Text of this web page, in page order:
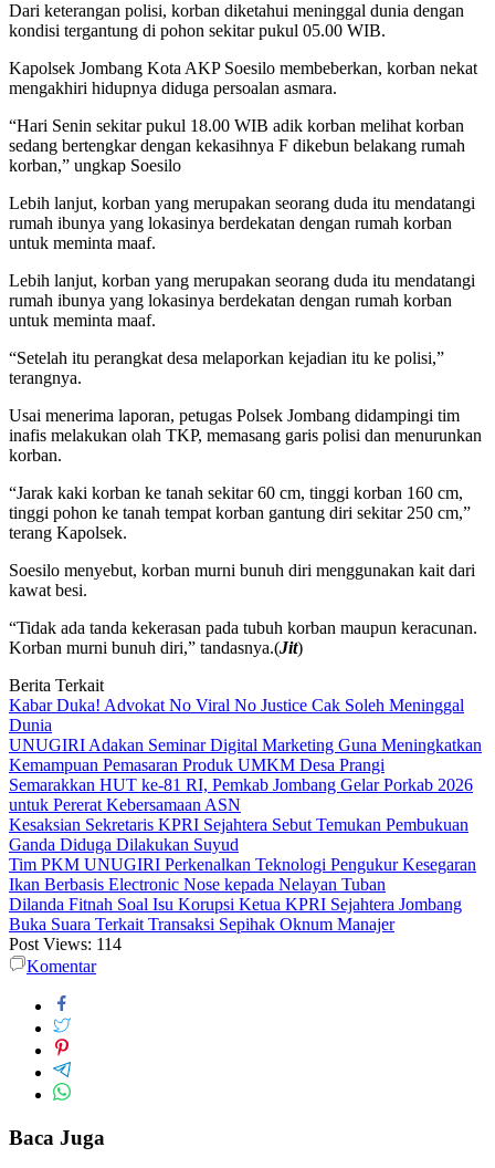
Dari keterangan polisi, korban diketahui meninggal dunia dengan
kondisi tergantung di pohon sekitar pukul 05.00 WIB.
Kapolsek Jombang Kota AKP Soesilo membeberkan, korban nekat
mengakhiri hidupnya diduga persoalan asmara.
“Hari Senin sekitar pukul 18.00 WIB adik korban melihat korban
sedang bertengkar dengan kekasihnya F dikebun belakang rumah
korban,” ungkap Soesilo
Lebih lanjut, korban yang merupakan seorang duda itu mendatangi
rumah ibunya yang lokasinya berdekatan dengan rumah korban
untuk meminta maaf.
Lebih lanjut, korban yang merupakan seorang duda itu mendatangi
rumah ibunya yang lokasinya berdekatan dengan rumah korban
untuk meminta maaf.
“Setelah itu perangkat desa melaporkan kejadian itu ke polisi,”
terangnya.
Usai menerima laporan, petugas Polsek Jombang didampingi tim
inafis melakukan olah TKP, memasang garis polisi dan menurunkan
korban.
“Jarak kaki korban ke tanah sekitar 60 cm, tinggi korban 160 cm,
tinggi pohon ke tanah tempat korban gantung diri sekitar 250 cm,”
terang Kapolsek.
Soesilo menyebut, korban murni bunuh diri menggunakan kait dari
kawat besi.
“Tidak ada tanda kekerasan pada tubuh korban maupun keracunan.
Korban murni bunuh diri,” tandasnya.(Jit)
Berita Terkait
Kabar Duka! Advokat No Viral No Justice Cak Soleh Meninggal
Dunia
UNUGIRI Adakan Seminar Digital Marketing Guna Meningkatkan
Kemampuan Pemasaran Produk UMKM Desa Prangi
Semarakkan HUT ke-81 RI, Pemkab Jombang Gelar Porkab 2026
untuk Pererat Kebersamaan ASN
Kesaksian Sekretaris KPRI Sejahtera Sebut Temukan Pembukuan
Ganda Diduga Dilakukan Suyud
Tim PKM UNUGIRI Perkenalkan Teknologi Pengukur Kesegaran
Ikan Berbasis Electronic Nose kepada Nelayan Tuban
Dilanda Fitnah Soal Isu Korupsi Ketua KPRI Sejahtera Jombang
Buka Suara Terkait Transaksi Sepihak Oknum Manajer
Post Views: 114
Komentar
Baca Juga